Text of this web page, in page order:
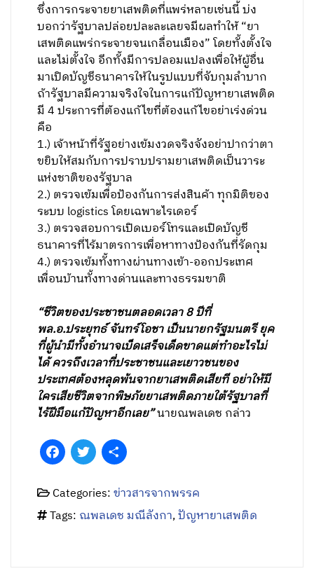
ซึ่งการกระจายยาเสพติดที่แพร่หลายเช่นนี้ บ่ง
บอกว่ารัฐบาลปล่อยปละละเลยจมีผลทำให้ “ยา
เสพติดแพร่กระจายจนเกลื่อนเมือง” โดยทั้งตั้งใจ
และไม่ตั้งใจ อีกทั้งมีการปลอมแปลงเพื่อให้ผู้อื่น
มาเปิดบัญชีธนาคารให้ในรูปแบบที่จับกุมลำบาก
ถ้ารัฐบาลมีความจริงใจในการแก้ปัญหายาเสพติด
มี 4 ประการที่ต้องแก้ไขที่ต้องแก้ไขอย่าเร่งด่วน
คือ
1.) เจ้าหน้าที่รัฐอย่างเข้มงวดจริงจังอย่าปากว่าตา
ขยิบให้สมกับการปราบปรามยาเสพติดเป็นวาระ
แห่งชาติของรัฐบาล
2.) ตรวจเข้มเพื่อป้องกันการส่งสินค้า ทุกมิติของ
ระบบ logistics โดยเฉพาะไรเดอร์
3.) ตรวจสอบการเปิดเบอร์โทรและเปิดบัญชี
ธนาคารที่ไร้มาตรการเพื่อหาทางป้องกันที่รัดกุม
4.) ตรวจเข้มทั้งทางผ่านทางเข้า-ออกประเทศ
เพื่อนบ้านทั้งทางด่านและทางธรรมขาติ
“ชีวิตของประชาชนตลอดเวลา 8 ปีที่
พล.อ.ประยุทธ์ จันทร์โอชา เป็นนายกรัฐมนตรี ยุค
ที่ผู้นำมีทั้งอำนาจเบ็ดเสร็จเด็ดขาดแต่ทำอะไรไม่
ได้ ควรถึงเวลาที่ประชาชนและเยาวชนของ
ประเทศต้องหลุดพ้นจากยาเสพติดเสียที อย่าให้มี
ใครเสียชีวิตจากพิษภัยยาเสพติดภายใต้รัฐบาลที่
ไร้ฝีมือแก้ปัญหาอีกเลย”นายณพลเดช กล่าว
FacebookTwitter
Categories:ข่าวสารจากพรรค
Tags: ณพลเดช มณีลังกา,ปัญหายาเสพติด